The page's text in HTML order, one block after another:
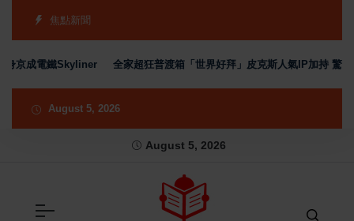
焦點新聞
電鐵Skyliner 全家超狂普渡箱「世界好拜」皮克斯人氣IP加持 驚喜開箱
August 5, 2026
August 5, 2026